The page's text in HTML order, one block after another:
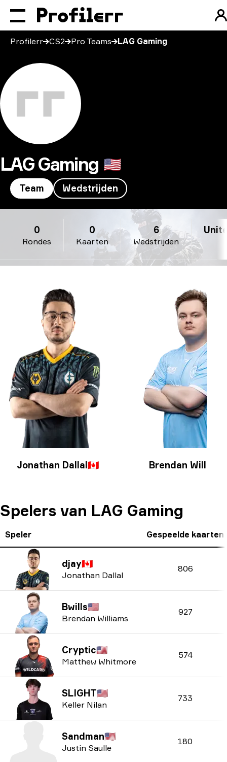
Profilerr CS2 Pro Teams LAG Gaming
LAG Gaming 🇺🇸
Team Wedstrijden
Rondes
0
Kaarten
0
Wedstrijden
6
Jonathan Dallal🇨🇦 Brendan Williams
Spelers van LAG Gaming
Speler Gespeelde kaarten
djay🇨🇦
Jonathan Dallal
806
Bwills🇺🇸
Brendan Williams
927
Cryptic🇺🇸
Matthew Whitmore
574
SLIGHT🇺🇸
Keller Nilan
733
Sandman🇺🇸
Justin Saulle
180